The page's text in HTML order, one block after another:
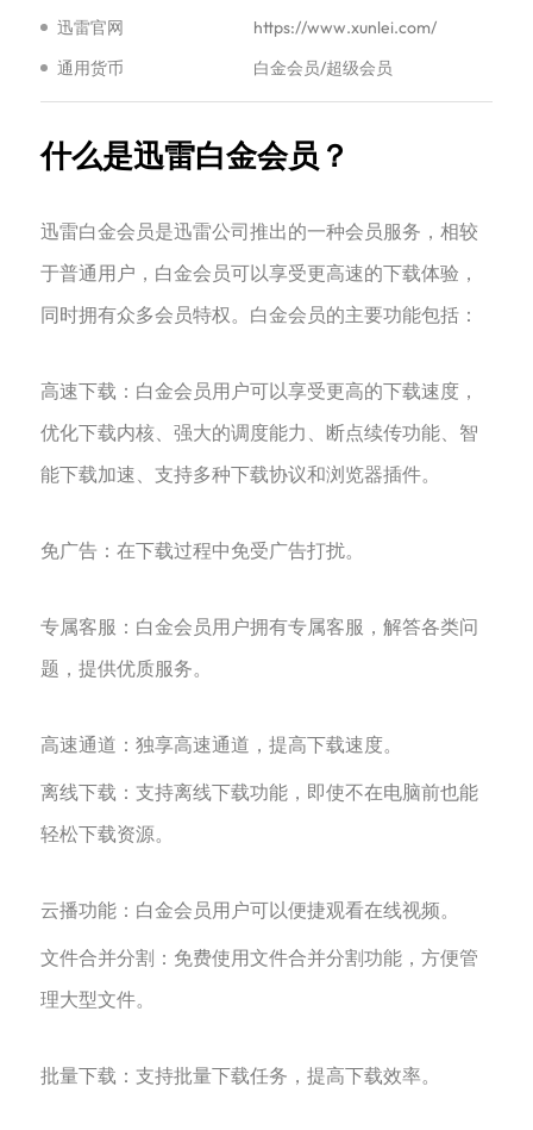
迅雷官网
https://www.xunlei.com/
通用货币
白金会员/超级会员
什么是迅雷白金会员？
‌迅雷白金会员是迅雷公司推出的一种会员服务‌，相较
于普通用户，白金会员可以享受更高速的下载体验，
同时拥有众多会员特权。白金会员的主要功能包括：
‌高速下载‌：白金会员用户可以享受更高的下载速度，
优化下载内核、强大的调度能力、断点续传功能、智
能下载加速、支持多种下载协议和浏览器插件。
‌免广告‌：在下载过程中免受广告打扰。
‌专属客服‌：白金会员用户拥有专属客服，解答各类问
题，提供优质服务。
‌高速通道‌：独享高速通道，提高下载速度。
‌离线下载‌：支持离线下载功能，即使不在电脑前也能
轻松下载资源。
‌云播功能‌：白金会员用户可以便捷观看在线视频。‌
‌文件合并分割‌：免费使用文件合并分割功能，方便管
理大型文件。
‌批量下载‌：支持批量下载任务，提高下载效率。